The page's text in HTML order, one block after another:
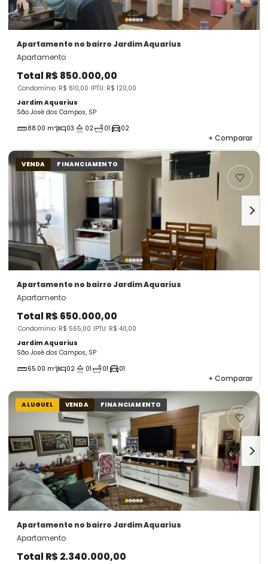
Apartamento no bairro Jardim Aquarius
Apartamento
Total R$ 850.000,00
Condomínio: R$ 610,00 IPTU: R$ 120,00
Jardim Aquarius
São José dos Campos, SP
88.00 m²
03 02 01 02
+ Comparar
VENDA FINANCIAMENTO
Apartamento no bairro Jardim Aquarius
Apartamento
Total R$ 650.000,00
Condomínio: R$ 565,00 IPTU: R$ 40,00
Jardim Aquarius
São José dos Campos, SP
65.00 m²
02 01 01 01
+ Comparar
ALUGUEL VENDA FINANCIAMENTO
Apartamento no bairro Jardim Aquarius
Apartamento
Total R$ 2.340.000,00